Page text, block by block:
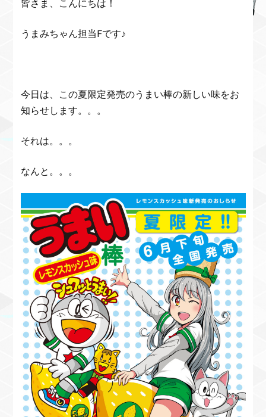
皆さま、こんにちは！
うまみちゃん担当Fです♪
今日は、この夏限定発売のうまい棒の新しい味をお
知らせします。。。
それは。。。
なんと。。。